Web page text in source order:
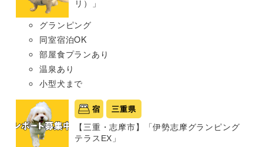
リ）」
グランピング
同室宿泊OK
部屋食プランあり
温泉あり
小型犬まで
宿 三重県
【三重・志摩市】「伊勢志摩グランピング
テラスEX」